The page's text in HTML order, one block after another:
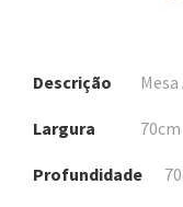
Descrição
Largura
Profundidade